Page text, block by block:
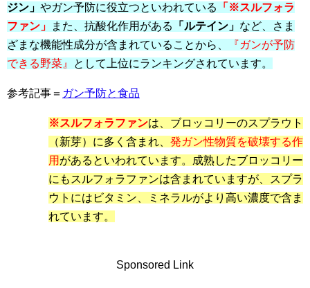
ジン」 やガン予防に役立つといわれている
「※スルフォラ
ファン」
また、抗酸化作用がある 「ルテイン」 など、さま
ざまな機能性成分が含まれていることから、
『ガンが予防
できる野菜』
として上位にランキングされています。
参考記事＝ ガン予防と食品
※スルフォラファンは、ブロッコリーのスプラウト
（新芽）に多く含まれ、 発ガン性物質を破壊する作
用 があるといわれています。成熟したブロッコリー
にもスルフォラファンは含まれていますが、スプラ
ウトにはビタミン、ミネラルがより高い濃度で含ま
れています。
Sponsored Link